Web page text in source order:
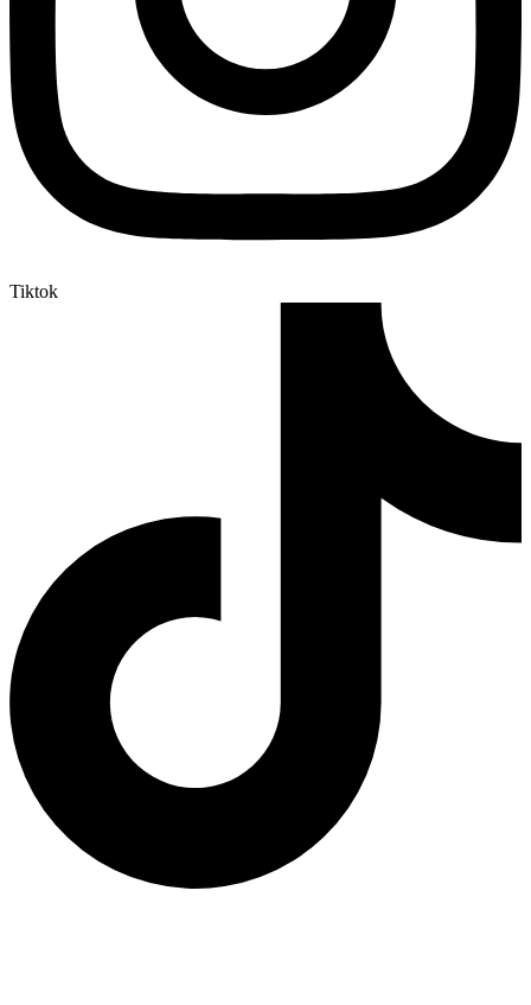
Tiktok